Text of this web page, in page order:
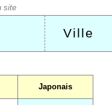
Ville
Japonais